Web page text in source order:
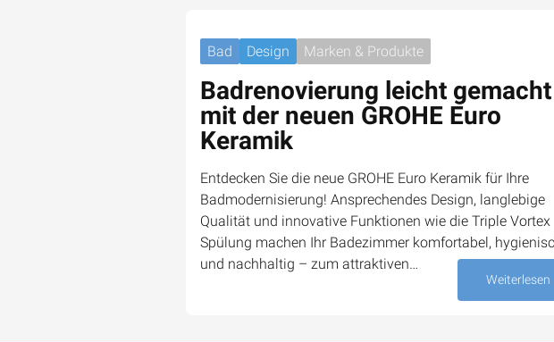
Bad Design Marken & Produkte
Badrenovierung leicht gemacht
mit der neuen GROHE Euro
Keramik
Entdecken Sie die neue GROHE Euro Keramik für Ihre
Badmodernisierung! Ansprechendes Design, langlebige
Qualität und innovative Funktionen wie die Triple Vortex
Spülung machen Ihr Badezimmer komfortabel,
und nachhaltig – zum attraktiven…
Weiterlesen